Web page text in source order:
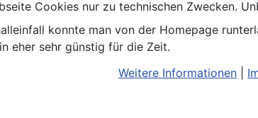
konnte man von der Homepage
eher sehr günstig für die Zeit.
Cookies nur zu technischen Zwecken.
Weitere Informationen